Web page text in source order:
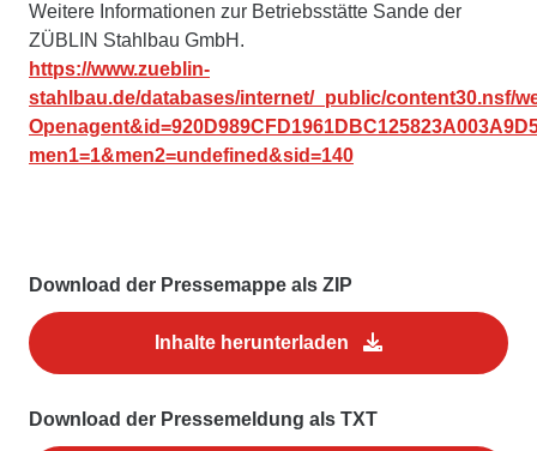
Weitere Informationen zur Betriebsstätte Sande der
ZÜBLIN Stahlbau GmbH.
https://www.zueblin-
stahlbau.de/databases/internet/_public/content30.nsf/
men1=1&men2=undefined&sid=140
Download der Pressemappe als ZIP
Inhalte herunterladen
Download der Pressemeldung als TXT